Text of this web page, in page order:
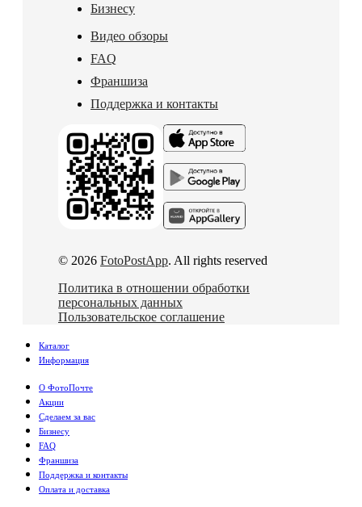
Бизнесу
Видео обзоры
FAQ
Франшиза
Поддержка и контакты
© 2026 FotoPostApp. All rights reserved
Политика в отношении обработки
персональных данных
Пользовательское соглашение
Каталог
Информация
О ФотоПочте
Акции
Сделаем за вас
Бизнесу
FAQ
Франшиза
Поддержка и контакты
Оплата и доставка